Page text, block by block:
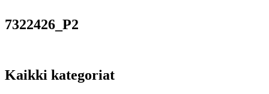
7322426_P2
Kaikki kategoriat